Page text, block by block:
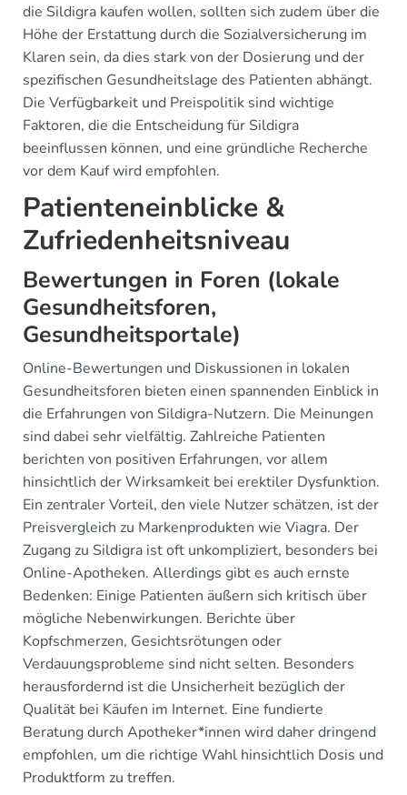
die Sildigra kaufen wollen, sollten sich zudem über die
Höhe der Erstattung durch die Sozialversicherung im
Klaren sein, da dies stark von der Dosierung und der
spezifischen Gesundheitslage des Patienten abhängt.
Die Verfügbarkeit und Preispolitik sind wichtige
Faktoren, die die Entscheidung für Sildigra
beeinflussen können, und eine gründliche Recherche
vor dem Kauf wird empfohlen.
Patienteneinblicke &
Zufriedenheitsniveau
Bewertungen in Foren (lokale
Gesundheitsforen,
Gesundheitsportale)
Online-Bewertungen und Diskussionen in lokalen
Gesundheitsforen bieten einen spannenden Einblick in
die Erfahrungen von Sildigra-Nutzern. Die Meinungen
sind dabei sehr vielfältig. Zahlreiche Patienten
berichten von positiven Erfahrungen, vor allem
hinsichtlich der Wirksamkeit bei erektiler Dysfunktion.
Ein zentraler Vorteil, den viele Nutzer schätzen, ist der
Preisvergleich zu Markenprodukten wie Viagra. Der
Zugang zu Sildigra ist oft unkompliziert, besonders bei
Online-Apotheken. Allerdings gibt es auch ernste
Bedenken: Einige Patienten äußern sich kritisch über
mögliche Nebenwirkungen. Berichte über
Kopfschmerzen, Gesichtsrötungen oder
Verdauungsprobleme sind nicht selten. Besonders
herausfordernd ist die Unsicherheit bezüglich der
Qualität bei Käufen im Internet. Eine fundierte
Beratung durch Apotheker*innen wird daher dringend
empfohlen, um die richtige Wahl hinsichtlich Dosis und
Produktform zu treffen.